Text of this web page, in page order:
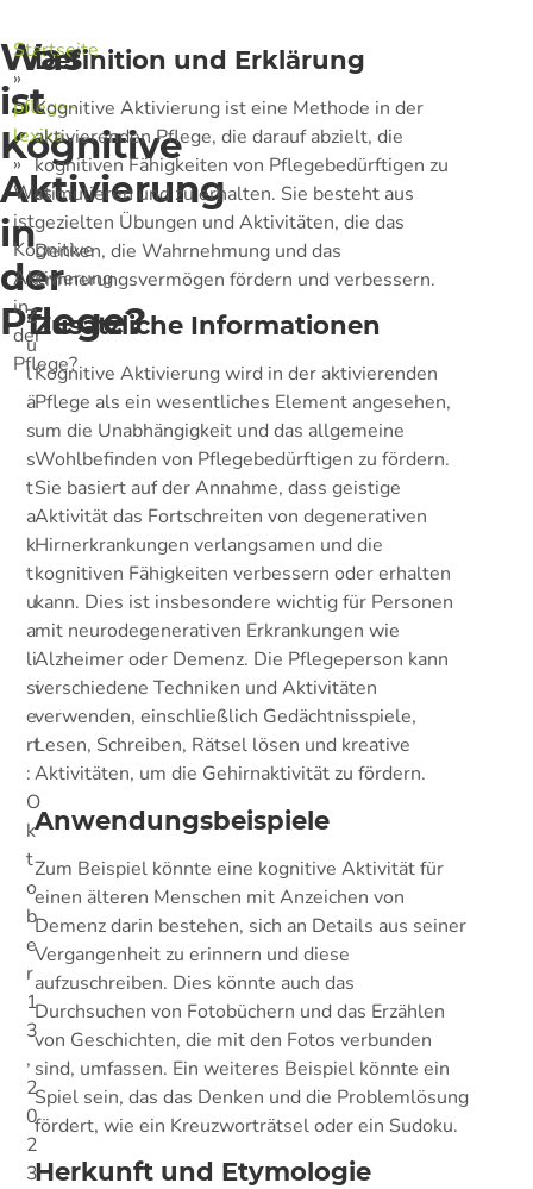
Was
ist
Kognitive
Aktivierung
in
der
Pflege?
Startseite
»
pflege-
lexika
»
Was
ist
Kognitive
Aktivierung
in
der
Pflege?
Z
u
l
ä
s
s
t
a
k
t
u
a
li
si
e
rt
:
O
k
t
o
b
e
r
1
3
,
2
0
2
3
Definition und Erklärung
Kognitive Aktivierung ist eine Methode in der
aktivierenden Pflege, die darauf abzielt, die
kognitiven Fähigkeiten von Pflegebedürftigen zu
stimulieren und zu erhalten. Sie besteht aus
gezielten Übungen und Aktivitäten, die das
Denken, die Wahrnehmung und das
Erinnerungsvermögen fördern und verbessern.
Zusätzliche Informationen
Kognitive Aktivierung wird in der aktivierenden
Pflege als ein wesentliches Element angesehen,
um die Unabhängigkeit und das allgemeine
Wohlbefinden von Pflegebedürftigen zu fördern.
Sie basiert auf der Annahme, dass geistige
Aktivität das Fortschreiten von degenerativen
Hirnerkrankungen verlangsamen und die
kognitiven Fähigkeiten verbessern oder erhalten
kann. Dies ist insbesondere wichtig für Personen
mit neurodegenerativen Erkrankungen wie
Alzheimer oder Demenz. Die Pflegeperson kann
verschiedene Techniken und Aktivitäten
verwenden, einschließlich Gedächtnisspiele,
Lesen, Schreiben, Rätsel lösen und kreative
Aktivitäten, um die Gehirnaktivität zu fördern.
Anwendungsbeispiele
Zum Beispiel könnte eine kognitive Aktivität für
einen älteren Menschen mit Anzeichen von
Demenz darin bestehen, sich an Details aus seiner
Vergangenheit zu erinnern und diese
aufzuschreiben. Dies könnte auch das
Durchsuchen von Fotobüchern und das Erzählen
von Geschichten, die mit den Fotos verbunden
sind, umfassen. Ein weiteres Beispiel könnte ein
Spiel sein, das das Denken und die Problemlösung
fördert, wie ein Kreuzworträtsel oder ein Sudoku.
Herkunft und Etymologie